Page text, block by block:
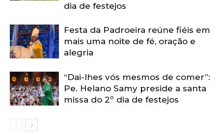
dia de festejos
Festa da Padroeira reúne fiéis em
mais uma noite de fé, oração e
alegria
“Dai-lhes vós mesmos de comer”:
Pe. Helano Samy preside a santa
missa do 2º dia de festejos